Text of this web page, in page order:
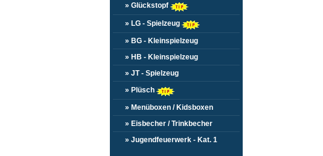
» Glückstopf
» LG - Spielzeug
» BG - Kleinspielzeug
» HB - Kleinspielzeug
» JT - Spielzeug
» Plüsch
» Menüboxen / Kidsboxen
» Eisbecher / Trinkbecher
» Jugendfeuerwerk - Kat. 1